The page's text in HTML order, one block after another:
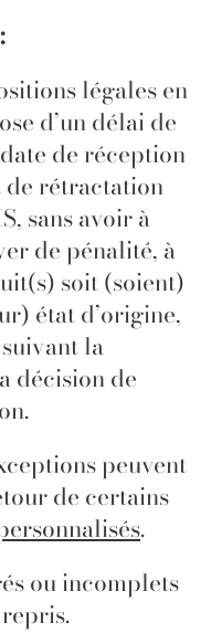
légales en
d’un délai de
de réception
rétractation
sans avoir à
de pénalité, à
soit (soient)
état d’origine,
la
décision de
peuvent
de certains
.
ou incomplets